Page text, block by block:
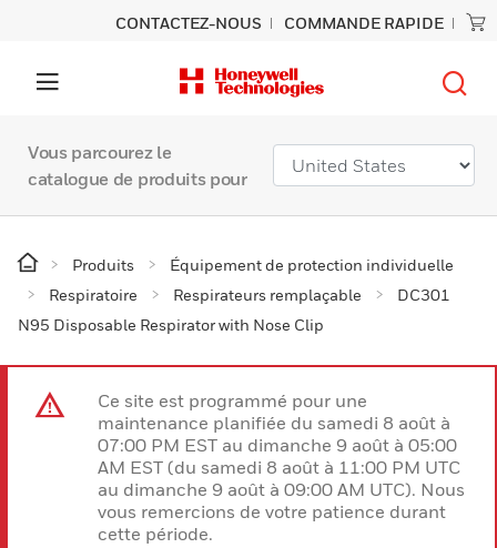
CONTACTEZ-NOUS COMMANDE RAPIDE
Vous parcourez le
catalogue de produits pour
Produits
Équipement de protection individuelle
Respiratoire
Respirateurs remplaçable
DC301
N95 Disposable Respirator with Nose Clip
Ce site est programmé pour une
maintenance planifiée du samedi 8 août à
07:00 PM EST au dimanche 9 août à 05:00
AM EST (du samedi 8 août à 11:00 PM UTC
au dimanche 9 août à 09:00 AM UTC). Nous
vous remercions de votre patience durant
cette période.